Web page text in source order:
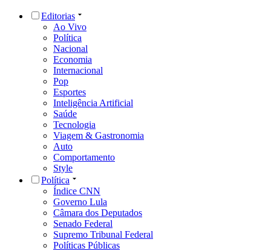
Editorias
Ao Vivo
Política
Nacional
Economia
Internacional
Pop
Esportes
Inteligência Artificial
Saúde
Tecnologia
Viagem & Gastronomia
Auto
Comportamento
Style
Política
Índice CNN
Governo Lula
Câmara dos Deputados
Senado Federal
Supremo Tribunal Federal
Políticas Públicas